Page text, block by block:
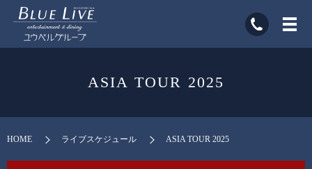
ASIA TOUR 2025
HOME ライブスケジュール ASIA TOUR 2025